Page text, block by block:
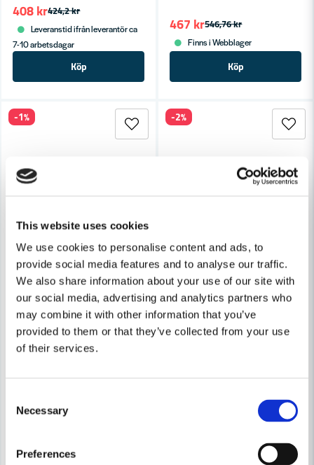
This website uses cookies
We use cookies to personalise content and ads, to
provide social media features and to analyse our traffic.
We also share information about your use of our site with
our social media, advertising and analytics partners who
may combine it with other information that you’ve
provided to them or that they’ve collected from your use
of their services.
Selection
Necessary
Preferences
424,2 kr
408 kr
Leveranstid ifrån leverantör ca
7-10 arbetsdagar
Köp
546,76 kr
467 kr
Finns i Webblager
Köp
Finns i Webblager
-1%
Leveranstid ifrån leverantör ca
-2%